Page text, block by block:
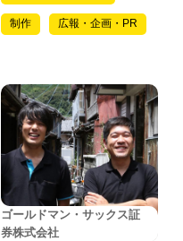
制作 広報・企画・PR
ゴールドマン・サックス証
券株式会社